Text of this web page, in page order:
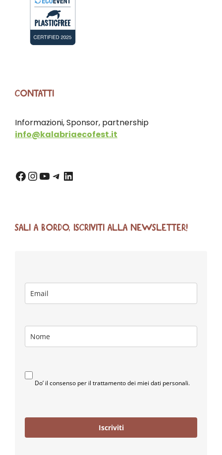
CONTATTI
Informazioni, Sponsor, partnership
info@kalabriaecofest.it
SALI A BORDO, ISCRIVITI ALLA NEWSLETTER!
Do’ il consenso per il trattamento dei miei dati personali.
Iscriviti